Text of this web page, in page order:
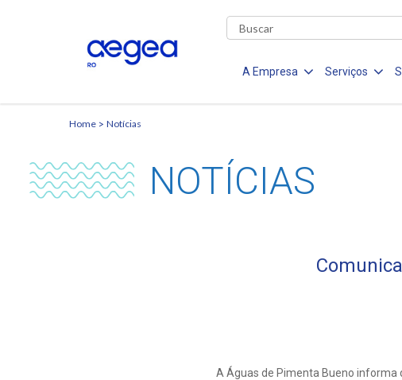
A Empresa Serviços
Home Notícias
NOTÍCIAS
A Águas de Pimenta Bueno informa